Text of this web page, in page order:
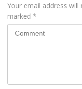
Your email address will
marked *